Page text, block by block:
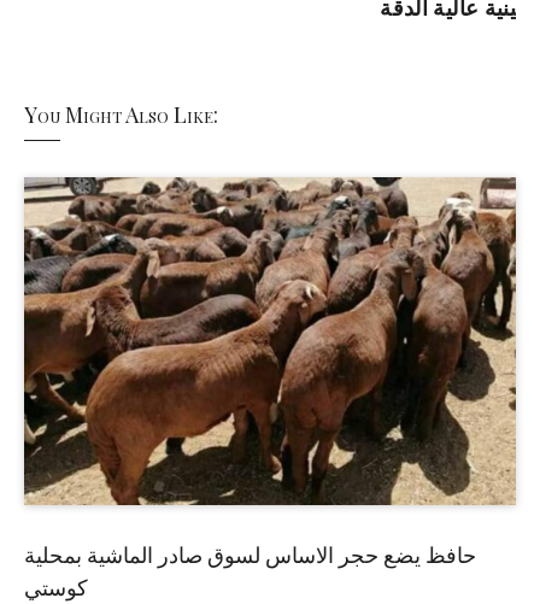
ينية عالية الدقة
You Might Also Like:
حافظ يضع حجر الاساس لسوق صادر الماشية بمحلية
كوستي